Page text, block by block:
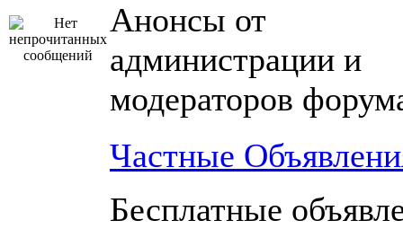
Анонсы от
администрации и
модераторов
Частные
Бесплатные